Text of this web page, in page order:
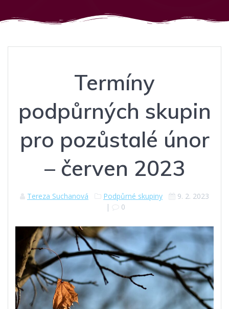
Termíny
podpůrných skupin
pro pozůstalé únor
– červen 2023
Tereza Suchanová Podpůrné skupiny
9. 2. 2023
|
0